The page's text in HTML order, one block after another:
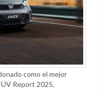
como el mejor
Report 2025,